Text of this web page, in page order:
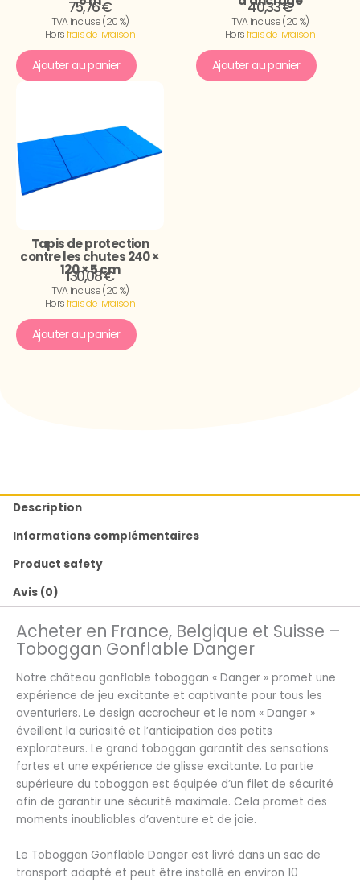
75,76 €
TVA incluse (20 %)
Horsfrais de livraison
Ajouter au panier
40,33 €
TVA incluse (20 %)
Horsfrais de livraison
Ajouter au panier
Tapis de protection
contre les chutes 240 ×
120 × 5 cm
130,08 €
TVA incluse (20 %)
Horsfrais de livraison
Ajouter au panier
Description
Informations complémentaires
Product safety
Avis (0)
Acheter en France, Belgique et Suisse –
Toboggan Gonflable Danger
Notre château gonflable toboggan « Danger » promet une
expérience de jeu excitante et captivante pour tous les
aventuriers. Le design accrocheur et le nom « Danger »
éveillent la curiosité et l’anticipation des petits
explorateurs. Le grand toboggan garantit des sensations
fortes et une expérience de glisse excitante. La partie
supérieure du toboggan est équipée d’un filet de sécurité
afin de garantir une sécurité maximale. Cela promet des
moments inoubliables d’aventure et de joie.
Le Toboggan Gonflable Danger est livré dans un sac de
transport adapté et peut être installé en environ 10